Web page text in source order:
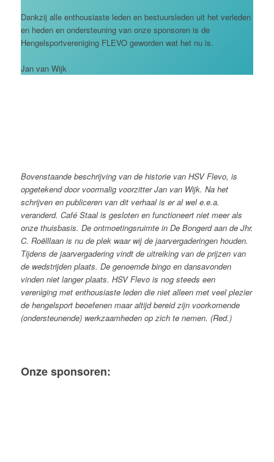
Dankzij alle enthousiaste leden en bestuursleden uit het verleden
en heden en ondersteuning van onze sponsoren is de
Hengelsportvereniging FLEVO geworden wat het nu is.
Jan van Wijk
Bovenstaande beschrijving van de historie van HSV Flevo, is
opgetekend door voormalig voorzitter Jan van Wijk. Na het
schrijven en publiceren van dit verhaal is er al wel e.e.a.
veranderd. Café Staal is gesloten en functioneert niet meer als
onze thuisbasis. De ontmoetingsruimte in De Bongerd aan de Jhr.
C. Roëlllaan is nu de plek waar wij de jaarvergaderingen houden.
Tijdens de jaarvergadering vindt de uitreiking van de prijzen van
de wedstrijden plaats. De genoemde bingo en dansavonden
vinden niet langer plaats. HSV Flevo is nog steeds een
vereniging met enthousiaste leden die niet alleen met veel plezier
de hengelsport beoefenen maar altijd bereid zijn voorkomende
(ondersteunende) werkzaamheden op zich te nemen. (Red.)
Onze sponsoren: